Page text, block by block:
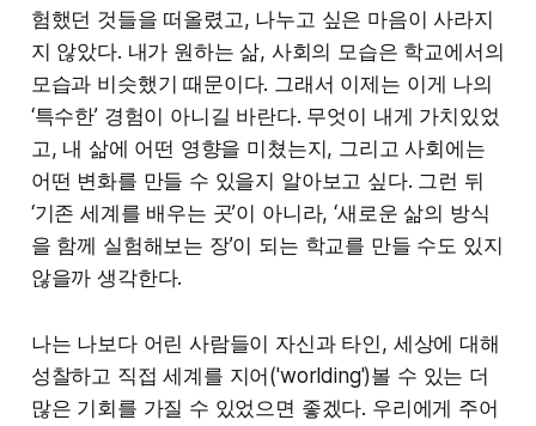
험했던 것들을 떠올렸고, 나누고 싶은 마음이 사라지
지 않았다. 내가 원하는 삶, 사회의 모습은 학교에서의
모습과 비슷했기 때문이다. 그래서 이제는 이게 나의
‘특수한’ 경험이 아니길 바란다. 무엇이 내게 가치있었
고, 내 삶에 어떤 영향을 미쳤는지, 그리고 사회에는
어떤 변화를 만들 수 있을지 알아보고 싶다. 그런 뒤
‘기존 세계를 배우는 곳’이 아니라, ‘새로운 삶의 방식
을 함께 실험해보는 장’이 되는 학교를 만들 수도 있지
않을까 생각한다.
나는 나보다 어린 사람들이 자신과 타인, 세상에 대해
성찰하고 직접 세계를 지어('worlding')볼 수 있는 더
많은 기회를 가질 수 있었으면 좋겠다. 우리에게 주어